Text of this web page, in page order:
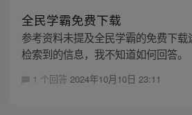
全民学霸免费下载
参考资料未提及全民学霸的免费下
检索到的信息，我不知道如何回答。
1 个回答 2024年10月10日 23:11